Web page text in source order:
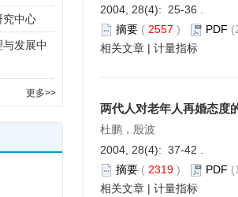
究中心
发展中
更多>>
2004, 28(4): 25-36 .
摘要 ( 2557 ) PDF
相关文章 | 计量指标
两代人对老年人再婚态度
杜鹏，殷波
2004, 28(4): 37-42 .
摘要 ( 2319 ) PDF
相关文章 | 计量指标